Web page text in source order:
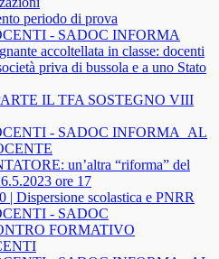
periodo di prova
- SADOC INFORMA
accoltellata in classe: docenti
priva di bussola e a uno Stato
IL TFA SOSTEGNO VIII
- SADOC INFORMA_AL
un’altra “riforma” del
ore 17
| Dispersione scolastica e PNRR
- SADOC
FORMATIVO